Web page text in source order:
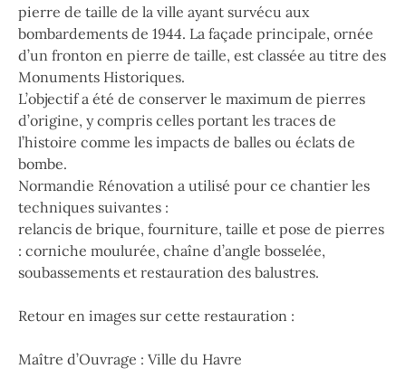
pierre de taille de la ville ayant survécu aux
bombardements de 1944. La façade principale, ornée
d’un fronton en pierre de taille, est classée au titre des
Monuments Historiques.
L’objectif a été de conserver le maximum de pierres
d’origine, y compris celles portant les traces de
l’histoire comme les impacts de balles ou éclats de
bombe.
Normandie Rénovation a utilisé pour ce chantier les
techniques suivantes :
relancis de brique, fourniture, taille et pose de pierres
: corniche moulurée, chaîne d’angle bosselée,
soubassements et restauration des balustres.
Retour en images sur cette restauration :
Maître d’Ouvrage : Ville du Havre